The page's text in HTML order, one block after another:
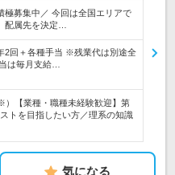
極募集中／ 今回は全国エリアで
配属先を決定…
2回＋各種手当 ※残業代は別途全
は毎月支給…
【業種・職種未経験歓迎】第
トを目指したい方／理系の知識
気になる